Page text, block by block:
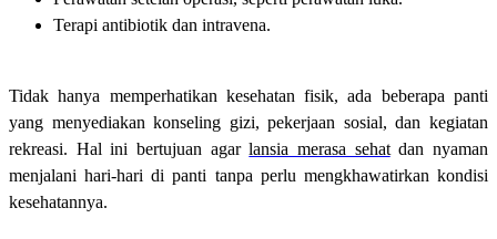
Terapi antibiotik dan intravena.
Tidak hanya memperhatikan kesehatan fisik, ada beberapa panti
yang menyediakan konseling gizi, pekerjaan sosial, dan kegiatan
rekreasi. Hal ini bertujuan agarlansia merasa sehatdan nyaman
menjalani hari-hari di panti tanpa perlu mengkhawatirkan kondisi
kesehatannya.